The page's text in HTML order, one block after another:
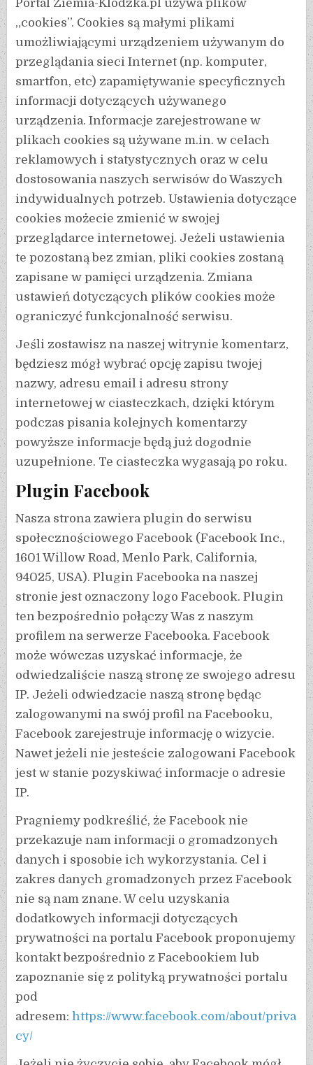
Portal Ziemia-Klodzka.pl używa plików
„cookies”. Cookies są małymi plikami
umożliwiającymi urządzeniem używanym do
przeglądania sieci Internet (np. komputer,
smartfon, etc) zapamiętywanie specyficznych
informacji dotyczących używanego
urządzenia. Informacje zarejestrowane w
plikach cookies są używane m.in. w celach
reklamowych i statystycznych oraz w celu
dostosowania naszych serwisów do Waszych
indywidualnych potrzeb. Ustawienia dotyczące
cookies możecie zmienić w swojej
przeglądarce internetowej. Jeżeli ustawienia
te pozostaną bez zmian, pliki cookies zostaną
zapisane w pamięci urządzenia. Zmiana
ustawień dotyczących plików cookies może
ograniczyć funkcjonalność serwisu.
Jeśli zostawisz na naszej witrynie komentarz,
będziesz mógł wybrać opcję zapisu twojej
nazwy, adresu email i adresu strony
internetowej w ciasteczkach, dzięki którym
podczas pisania kolejnych komentarzy
powyższe informacje będą już dogodnie
uzupełnione. Te ciasteczka wygasają po roku.
Plugin Facebook
Nasza strona zawiera plugin do serwisu
społecznościowego Facebook (Facebook Inc.,
1601 Willow Road, Menlo Park, California,
94025, USA). Plugin Facebooka na naszej
stronie jest oznaczony logo Facebook. Plugin
ten bezpośrednio połączy Was z naszym
profilem na serwerze Facebooka. Facebook
może wówczas uzyskać informacje, że
odwiedzaliście naszą stronę ze swojego adresu
IP. Jeżeli odwiedzacie naszą stronę będąc
zalogowanymi na swój profil na Facebooku,
Facebook zarejestruje informację o wizycie.
Nawet jeżeli nie jesteście zalogowani Facebook
jest w stanie pozyskiwać informacje o adresie
IP.
Pragniemy podkreślić, że Facebook nie
przekazuje nam informacji o gromadzonych
danych i sposobie ich wykorzystania. Cel i
zakres danych gromadzonych przez Facebook
nie są nam znane. W celu uzyskania
dodatkowych informacji dotyczących
prywatności na portalu Facebook proponujemy
kontakt bezpośrednio z Facebookiem lub
zapoznanie się z polityką prywatności portalu
pod
adresem:https://www.facebook.com/about/priva
cy/